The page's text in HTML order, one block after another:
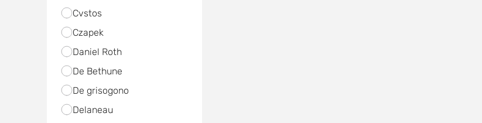
Cvstos
Czapek
Daniel Roth
De Bethune
De grisogono
Delaneau